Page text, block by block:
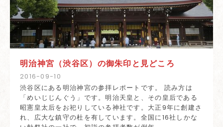
2016-09-10
明治神宮（渋谷区）の御朱印と見どころ
渋谷区にある明治神宮の参拝レポートです。 読み方は
「めいじじんぐう」です。明治天皇と、その皇后である
昭憲皇太后をお祀りしている神社です。大正9年に創建さ
れ、広大な鎮守の杜を有しています。全国に16社しかな